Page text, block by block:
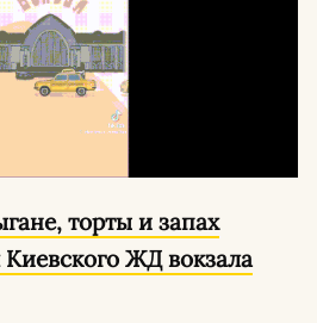
торты и запах
Киевского ЖД вокзала